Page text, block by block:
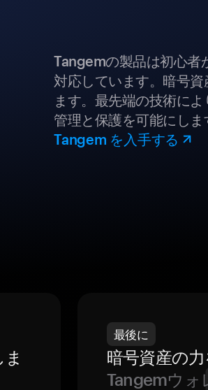
Tangemの製品は初心者
対応しています。暗号
ます。最先端の技術に
管理と保護を可能にしま
Tangem を入手する
最後に
暗号資産の
Tangemウォ